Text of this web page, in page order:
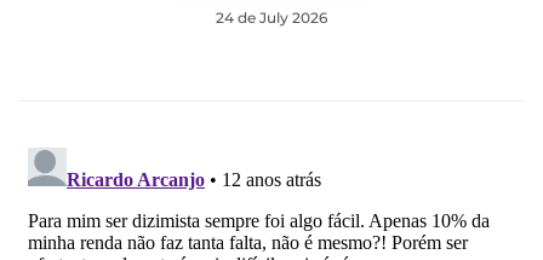
24 de July 2026